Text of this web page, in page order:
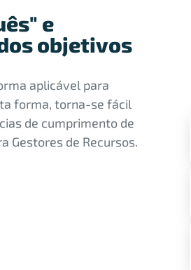
e
objetivos
aplicável para
forma, torna-se fácil
de cumprimento de
Gestores de Recursos.